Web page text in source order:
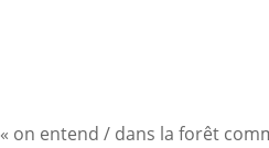
on entend / dans la forêt